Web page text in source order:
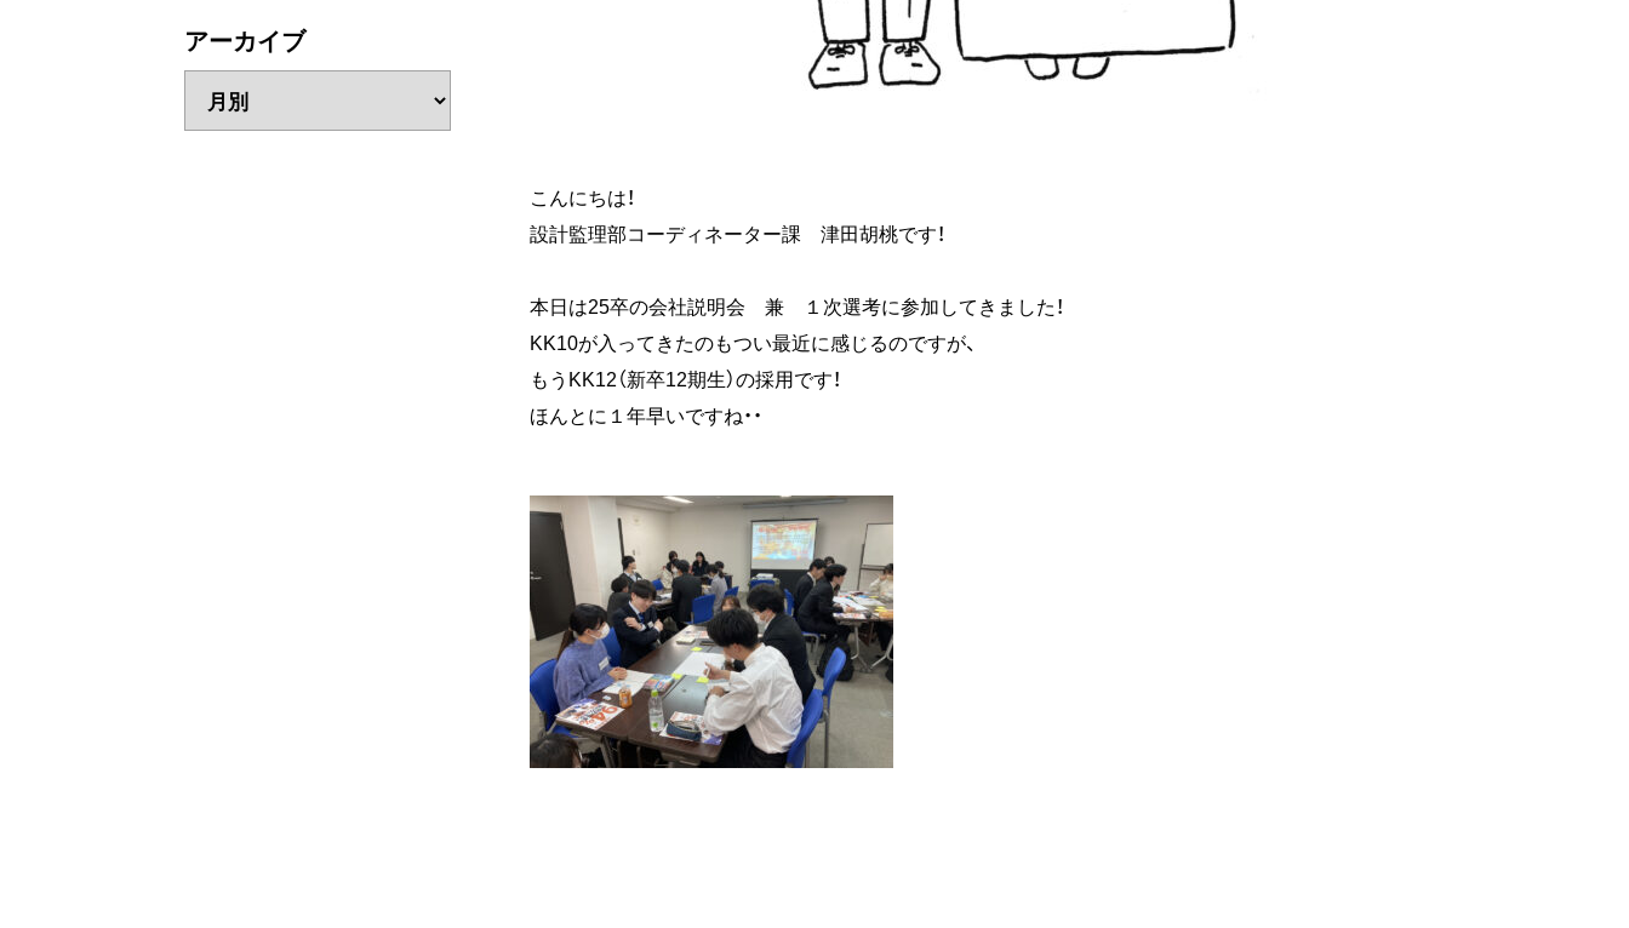
こんにちは！
設計監理部コーディネーター課 津田胡桃です！
本日は25卒の会社説明会 兼 １次選考に参加してきました！
KK10が入ってきたのもつい最近に感じるのですが、
もうKK12（新卒12期生）の採用です！
ほんとに１年早いですね・・
アーカイブ